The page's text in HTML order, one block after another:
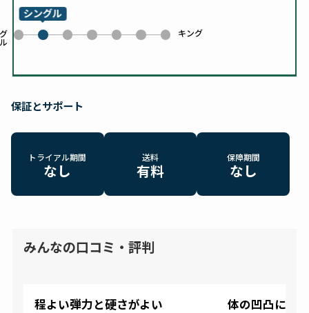
ル
0
1
シングル
2 3 4 5 キング
6
保証とサポート
トライアル期間
なし
送料
有料
保障期間
なし
みんなの口コミ・評判
程よい弾力と硬さがよい
体の凹凸に沿